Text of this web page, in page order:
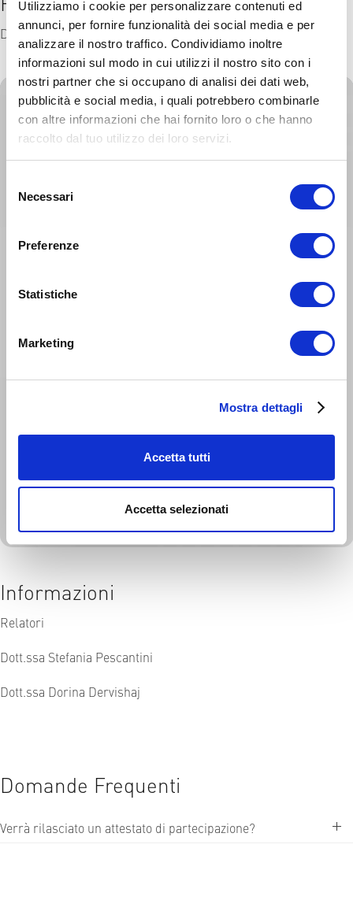
Utilizziamo i cookie per personalizzare contenuti ed
annunci, per fornire funzionalità dei social media e per
analizzare il nostro traffico. Condividiamo inoltre
informazioni sul modo in cui utilizzi il nostro sito con i
nostri partner che si occupano di analisi dei dati web,
pubblicità e social media, i quali potrebbero combinarle
con altre informazioni che hai fornito loro o che hanno
raccolto dal tuo utilizzo dei loro servizi.
delNecessari
Preferenze
Statistiche
Marketing
Mostra dettagli
Accetta tutti
Accetta selezionati
Informazioni
Relatori
Dott.ssa Stefania Pescantini
Dott.ssa Dorina Dervishaj
Dott.ssa Stefania Pescantini, Dott.ssa Dorina Dervishaj
Domande Frequenti
Verrà rilasciato un attestato di partecipazione?